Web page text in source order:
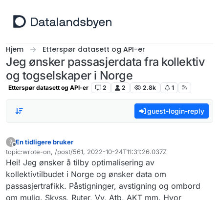
Hjem Etterspør datasett og API-er
Jeg ønsker passasjerdata fra kollektiv
og togselskaper i Norge
Etterspør datasett og API-er 2 2 2.8k 1
guest-login-reply
?
Frakoblet
En tidligere bruker
topic:wrote-on, /post/561, 2022-10-24T11:31:26.037Z
Sist endret av
Hei! Jeg ønsker å tilby optimalisering av
kollektivtilbudet i Norge og ønsker data om
passasjertrafikk. Påstigninger, avstigning og ombord
om mulig. Skyss, Ruter, Vy, Atb, AKT mm. Hvor